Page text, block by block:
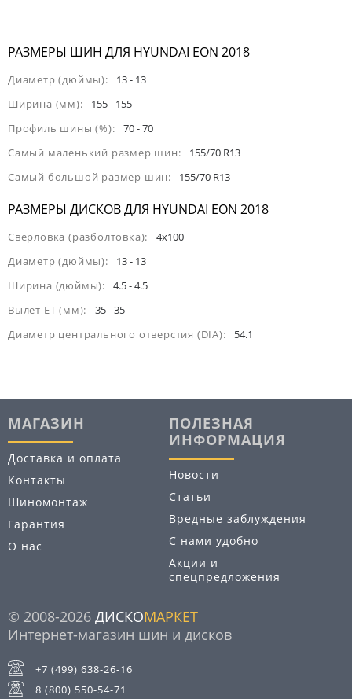
РАЗМЕРЫ ШИН ДЛЯ HYUNDAI EON 2018
Диаметр (дюймы):
13 - 13
Ширина (мм):
155 - 155
Профиль шины (%):
70 - 70
Самый маленький размер шин:
155/70 R13
Самый большой размер шин:
155/70 R13
РАЗМЕРЫ ДИСКОВ ДЛЯ HYUNDAI EON 2018
Сверловка (разболтовка):
4x100
Диаметр (дюймы):
13 - 13
Ширина (дюймы):
4.5 - 4.5
Вылет ET (мм):
35 - 35
Диаметр центрального отверстия (DIA):
54.1
МАГАЗИН
Доставка и оплата
Контакты
Шиномонтаж
Гарантия
О нас
ПОЛЕЗНАЯ
ИНФОРМАЦИЯ
Новости
Статьи
Вредные заблуждения
С нами удобно
Акции и
спецпредложения
© 2008-2026 ДИСКОМАРКЕТ
Интернет-магазин шин и дисков
+7 (499) 638-26-16
8 (800) 550-54-71